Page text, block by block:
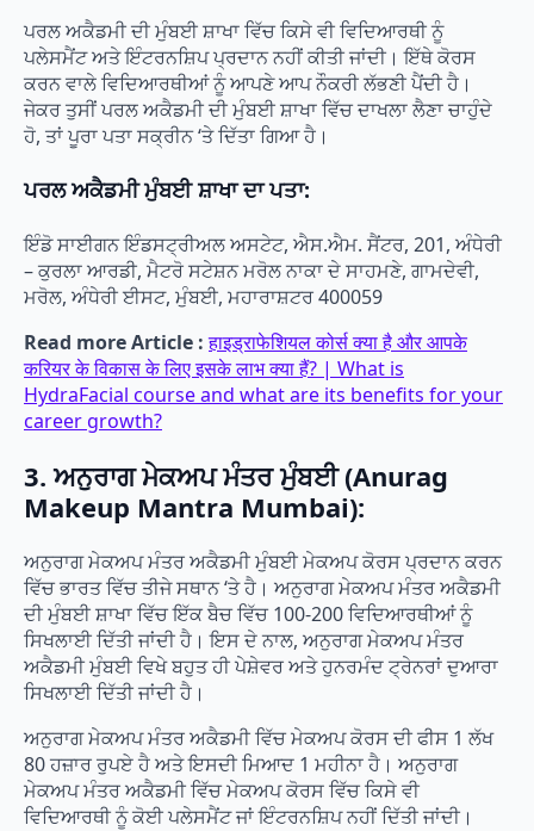
ਪਰਲ ਅਕੈਡਮੀ ਦੀ ਮੁੰਬਈ ਸ਼ਾਖਾ ਵਿੱਚ ਕਿਸੇ ਵੀ ਵਿਦਿਆਰਥੀ ਨੂੰ
ਪਲੇਸਮੈਂਟ ਅਤੇ ਇੰਟਰਨਸ਼ਿਪ ਪ੍ਰਦਾਨ ਨਹੀਂ ਕੀਤੀ ਜਾਂਦੀ। ਇੱਥੇ ਕੋਰਸ
ਕਰਨ ਵਾਲੇ ਵਿਦਿਆਰਥੀਆਂ ਨੂੰ ਆਪਣੇ ਆਪ ਨੌਕਰੀ ਲੱਭਣੀ ਪੈਂਦੀ ਹੈ।
ਜੇਕਰ ਤੁਸੀਂ ਪਰਲ ਅਕੈਡਮੀ ਦੀ ਮੁੰਬਈ ਸ਼ਾਖਾ ਵਿੱਚ ਦਾਖਲਾ ਲੈਣਾ ਚਾਹੁੰਦੇ
ਹੋ, ਤਾਂ ਪੂਰਾ ਪਤਾ ਸਕ੍ਰੀਨ ‘ਤੇ ਦਿੱਤਾ ਗਿਆ ਹੈ।
ਪਰਲ ਅਕੈਡਮੀ ਮੁੰਬਈ ਸ਼ਾਖਾ ਦਾ ਪਤਾ:
ਇੰਡੋ ਸਾਈਗਨ ਇੰਡਸਟ੍ਰੀਅਲ ਅਸਟੇਟ, ਐਸ.ਐਮ. ਸੈਂਟਰ, 201, ਅੰਧੇਰੀ
– ਕੁਰਲਾ ਆਰਡੀ, ਮੈਟਰੋ ਸਟੇਸ਼ਨ ਮਰੋਲ ਨਾਕਾ ਦੇ ਸਾਹਮਣੇ, ਗਾਮਦੇਵੀ,
ਮਰੋਲ, ਅੰਧੇਰੀ ਈਸਟ, ਮੁੰਬਈ, ਮਹਾਰਾਸ਼ਟਰ 400059
Read more Article :हाइड्राफेशियल कोर्स क्या है और आपके
करियर के विकास के लिए इसके लाभ क्या हैं? | What is
HydraFacial course and what are its benefits for your
career growth?
3. ਅਨੁਰਾਗ ਮੇਕਅਪ ਮੰਤਰ ਮੁੰਬਈ (Anurag
Makeup Mantra Mumbai):
ਅਨੁਰਾਗ ਮੇਕਅਪ ਮੰਤਰ ਅਕੈਡਮੀ ਮੁੰਬਈ ਮੇਕਅਪ ਕੋਰਸ ਪ੍ਰਦਾਨ ਕਰਨ
ਵਿੱਚ ਭਾਰਤ ਵਿੱਚ ਤੀਜੇ ਸਥਾਨ ‘ਤੇ ਹੈ। ਅਨੁਰਾਗ ਮੇਕਅਪ ਮੰਤਰ ਅਕੈਡਮੀ
ਦੀ ਮੁੰਬਈ ਸ਼ਾਖਾ ਵਿੱਚ ਇੱਕ ਬੈਚ ਵਿੱਚ 100-200 ਵਿਦਿਆਰਥੀਆਂ ਨੂੰ
ਸਿਖਲਾਈ ਦਿੱਤੀ ਜਾਂਦੀ ਹੈ। ਇਸ ਦੇ ਨਾਲ, ਅਨੁਰਾਗ ਮੇਕਅਪ ਮੰਤਰ
ਅਕੈਡਮੀ ਮੁੰਬਈ ਵਿਖੇ ਬਹੁਤ ਹੀ ਪੇਸ਼ੇਵਰ ਅਤੇ ਹੁਨਰਮੰਦ ਟ੍ਰੇਨਰਾਂ ਦੁਆਰਾ
ਸਿਖਲਾਈ ਦਿੱਤੀ ਜਾਂਦੀ ਹੈ।
ਅਨੁਰਾਗ ਮੇਕਅਪ ਮੰਤਰ ਅਕੈਡਮੀ ਵਿੱਚ ਮੇਕਅਪ ਕੋਰਸ ਦੀ ਫੀਸ 1 ਲੱਖ
80 ਹਜ਼ਾਰ ਰੁਪਏ ਹੈ ਅਤੇ ਇਸਦੀ ਮਿਆਦ 1 ਮਹੀਨਾ ਹੈ। ਅਨੁਰਾਗ
ਮੇਕਅਪ ਮੰਤਰ ਅਕੈਡਮੀ ਵਿੱਚ ਮੇਕਅਪ ਕੋਰਸ ਵਿੱਚ ਕਿਸੇ ਵੀ
ਵਿਦਿਆਰਥੀ ਨੂੰ ਕੋਈ ਪਲੇਸਮੈਂਟ ਜਾਂ ਇੰਟਰਨਸ਼ਿਪ ਨਹੀਂ ਦਿੱਤੀ ਜਾਂਦੀ।